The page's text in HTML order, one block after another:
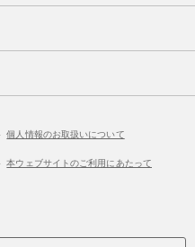
個人情報のお取扱いについて
本ウェブサイトのご利用にあたって